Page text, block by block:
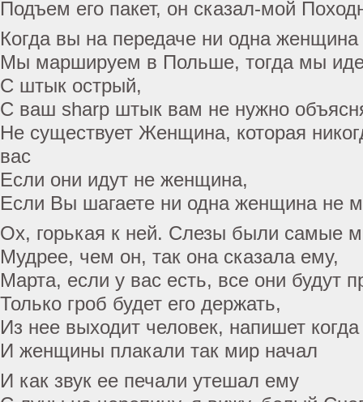
Подъем его пакет, он сказал-мой
Когда вы на передаче ни одна женщина
Мы маршируем в Польше, тогда мы
С штык острый,
С ваш sharp штык вам не нужно
Не существует Женщина, которая
вас
Если они идут не женщина,
Если Вы шагаете ни одна женщина не
Ох, горькая к ней. Слезы были самые
Мудрее, чем он, так она сказала ему,
Марта, если у вас есть, все они будут
Только гроб будет его держать,
Из нее выходит человек, напишет
И женщины плакали так мир начал
И как звук ее печали утешал ему